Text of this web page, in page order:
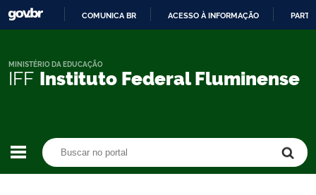
CONTEÚDO
COMUNICA BR ACESSO À INFORMAÇÃO
IFF Instituto Federal Fluminense
MINISTÉRIO DA EDUCAÇÃO